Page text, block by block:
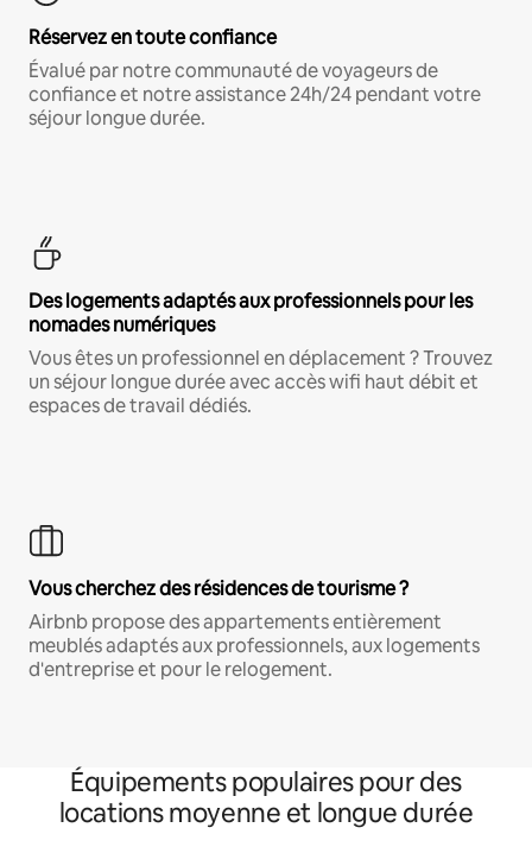
Réservez en toute confiance
Évalué par notre communauté de voyageurs de
confiance et notre assistance 24h/24 pendant votre
séjour longue durée.
Des logements adaptés aux professionnels pour les
nomades numériques
Vous êtes un professionnel en déplacement ? Trouvez
un séjour longue durée avec accès wifi haut débit et
espaces de travail dédiés.
Vous cherchez des résidences de tourisme ?
Airbnb propose des appartements entièrement
meublés adaptés aux professionnels, aux logements
d'entreprise et pour le relogement.
Équipements populaires pour des
locations moyenne et longue durée